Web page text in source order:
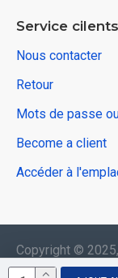
Service cilents
Nous contacter
Retour
Mots de passe
Become a client
Accéder à
Copyright ©